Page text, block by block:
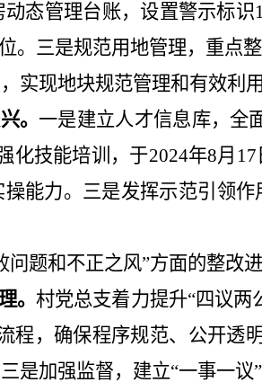
动态管理台账，设置警示标识
。三是规范用地管理，重点
实现地块规范管理和有效利用
。 一是建立人才信息库，全
化技能培训，于2024年8月 17
能力。三是发挥示范引领
问题和不正之风”方面的整改
。村党总支着力提升“四议两
程，确保程序规范、公开透
是加强监督，建立“一事一议”